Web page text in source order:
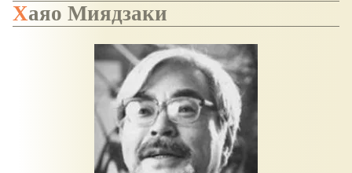
Хаяо Миядзаки